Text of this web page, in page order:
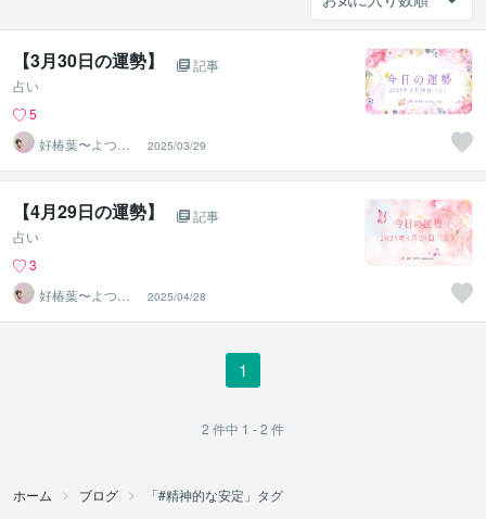
【3月30日の運勢】
記事
占い
5
好椿葉〜よつ
ば〜
2025/03/29
【4月29日の運勢】
記事
占い
3
好椿葉〜よつ
ば〜
2025/04/28
1
2 件中 1 - 2 件
ホーム ブログ 「#精神的な安定」タグ